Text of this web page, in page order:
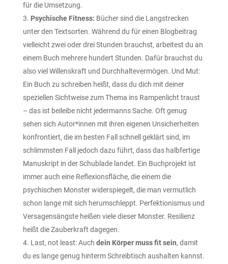
für die Umsetzung.
Psychische Fitness: Bücher sind die Langstrecken
unter den Textsorten. Während du für einen Blogbeitrag
vielleicht zwei oder drei Stunden brauchst, arbeitest du an
einem Buch mehrere hundert Stunden. Dafür brauchst du
also viel Willenskraft und Durchhaltevermögen. Und Mut:
Ein Buch zu schreiben heißt, dass du dich mit deiner
speziellen Sichtweise zum Thema ins Rampenlicht traust
– das ist beileibe nicht jedermanns Sache. Oft genug
sehen sich Autor*innen mit ihren eigenen Unsicherheiten
konfrontiert, die im besten Fall schnell geklärt sind, im
schlimmsten Fall jedoch dazu führt, dass das halbfertige
Manuskript in der Schublade landet. Ein Buchprojekt ist
immer auch eine Reflexionsfläche, die einem die
psychischen Monster widerspiegelt, die man vermutlich
schon lange mit sich herumschleppt. Perfektionismus und
Versagensängste heißen viele dieser Monster. Resilienz
heißt die Zauberkraft dagegen.
Last, not least: Auch dein Körper muss fit sein, damit
du es lange genug hinterm Schreibtisch aushalten kannst.